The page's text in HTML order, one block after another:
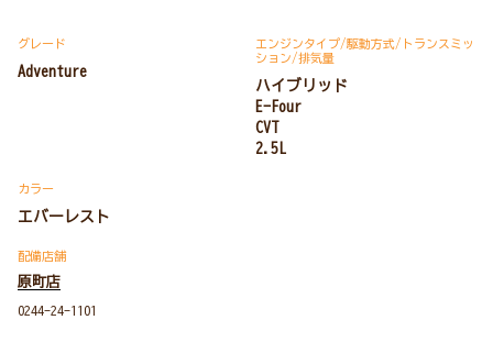
グレード
Adventure
エンジンタイプ/駆動方式/ トランスミッ
ション/排気量
ハイブリッド
E-Four
CVT
2.5L
カラー
エバーレスト
配備店舗
原町店
0244-24-1101